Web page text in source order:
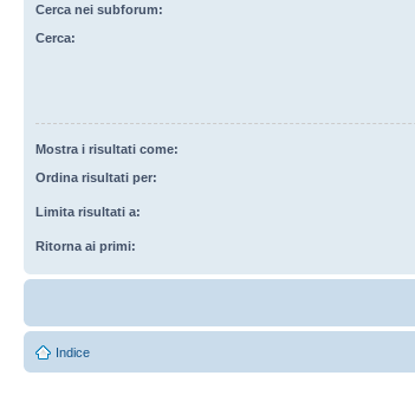
Cerca nei subforum:
Cerca:
Mostra i risultati come:
Ordina risultati per:
Limita risultati a:
Ritorna ai primi:
Indice